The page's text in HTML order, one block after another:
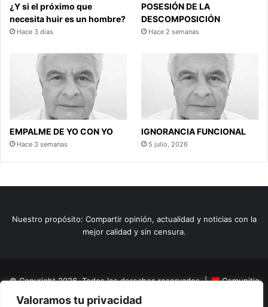
Valoramos tu privacidad
¿Y si el próximo que
necesita huir es un hombre?
Hace 3 días
POSESIÓN DE LA
DESCOMPOSICIÓN
Hace 2 semanas
EMPALME DE YO CON YO
Hace 3 semanas
IGNORANCIA FUNCIONAL
5 julio, 2026
Nuestro propósito: Compartir opinión, actualidad y noticias con la
mejor calidad y sin censura.
© Copyright 2026, Todos los derechos reservados |
Comunitic
SAS BICNit 901228106